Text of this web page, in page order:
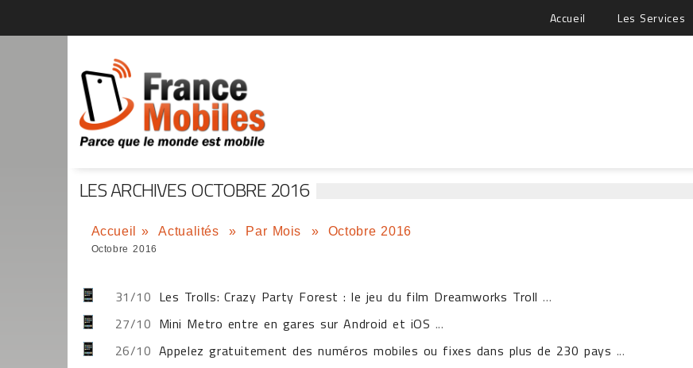
Accueil Les Services
LES ARCHIVES OCTOBRE 2016
Accueil » Actualités » Par Mois » Octobre 2016
Octobre 2016
31/10 Les Trolls: Crazy Party Forest : le jeu du film Dreamworks Troll ...
27/10 Mini Metro entre en gares sur Android et iOS ...
26/10 Appelez gratuitement des numéros mobiles ou fixes dans plus de 230 pays ...